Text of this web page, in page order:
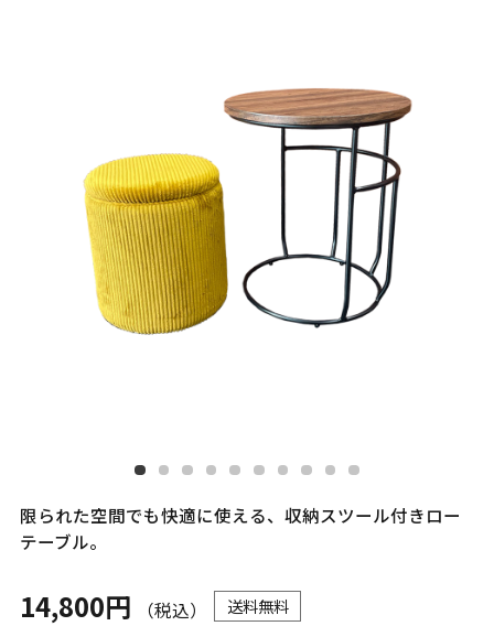
限られた空間でも快適に使える、収納スツール付きロー
テーブル。
14,800円 （税込） 送料無料